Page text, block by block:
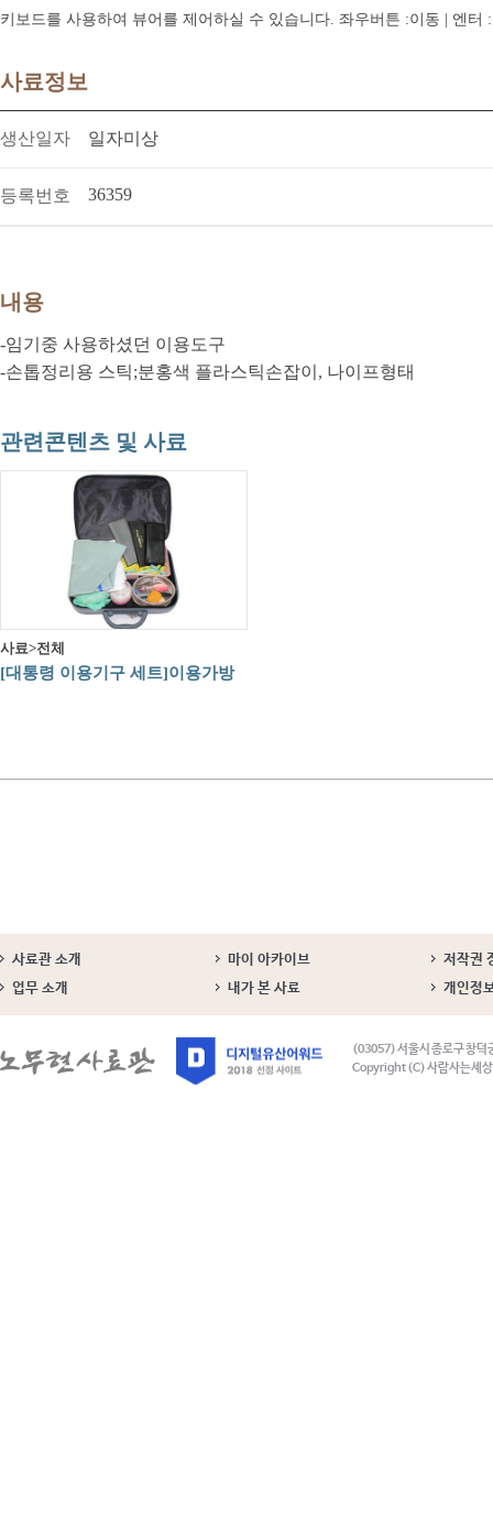
키보드를 사용하여 뷰어를 제어하실 수 있습니다. 좌우버튼 :이동 | 엔터
사료정보
생산일자 일자미상
등록번호 36359
내용
-임기중 사용하셨던 이용도구
-손톱정리용 스틱;분홍색 플라스틱손잡이, 나이프형태
관련콘텐츠 및 사료
사료>전체
[대통령 이용기구 세트]이용가방
사료관 소개 마이 아카이브
저작권
업무 소개
내가 본 사료 개인정
(03057) 서울시 종로구 창덕
Copyright (C) 사람사는세